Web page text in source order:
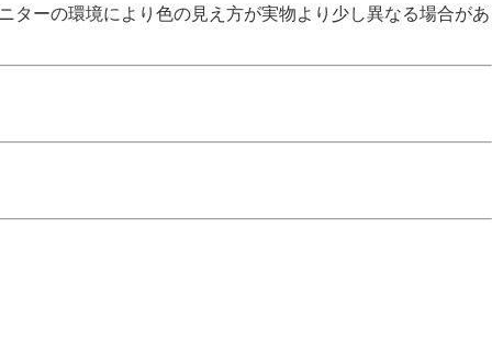
ーの環境により色の見え方が実物より少し異なる場合があ